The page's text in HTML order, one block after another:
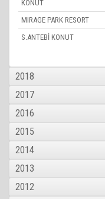
KONUT
MIRAGE PARK RESORT
S.ANTEBİ KONUT
2018
2017
2016
2015
2014
2013
2012